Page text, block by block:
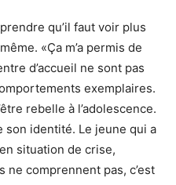
qu’il faut voir plus
«Ça m’a permis de
d’accueil ne sont pas
exemplaires.
rebelle à l’adolescence.
son identité. Le jeune qui a
situation de crise,
comprennent pas, c’est